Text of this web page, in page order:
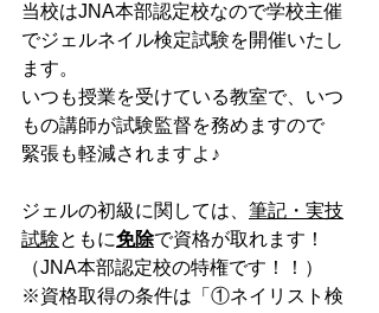
当校はJNA本部認定校なので学校主催
でジェルネイル検定試験を開催いたし
ます。
いつも授業を受けている教室で、いつ
もの講師が試験監督を務めますので
緊張も軽減されますよ♪
ジェルの初級に関しては、 筆記・実技
試験ともに免除で資格が取れます！
（JNA本部認定校の特権です！！）
※資格取得の条件は「①ネイリスト検